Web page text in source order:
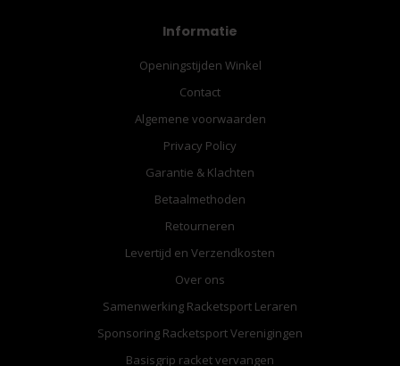
Informatie
Openingstijden Winkel
Contact
Algemene voorwaarden
Privacy Policy
Garantie & Klachten
Betaalmethoden
Retourneren
Levertijd en Verzendkosten
Over ons
Samenwerking Racketsport Leraren
Sponsoring Racketsport Verenigingen
Basisgrip racket vervangen